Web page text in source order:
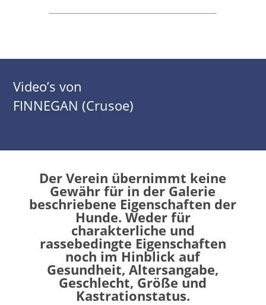
Video’s von
FINNEGAN (Crusoe)
Der Verein übernimmt keine
Gewähr für in der Galerie
beschriebene Eigenschaften der
Hunde. Weder für
charakterliche und
rassebedingte Eigenschaften
noch im Hinblick auf
Gesundheit, Altersangabe,
Geschlecht, Größe und
Kastrationstatus.